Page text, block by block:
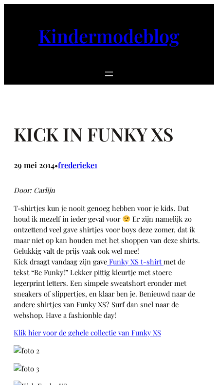
Kindermodeblog
KICK IN FUNKY XS
29 mei 2014•frederieke1
Door: Carlijn
T-shirtjes kun je nooit genoeg hebben voor je kids. Dat
houd ik mezelf in ieder geval voor
Er zijn namelijk zo
ontzettend veel gave shirtjes voor boys deze zomer, dat ik
maar niet op kan houden met het shoppen van deze shirts.
Gelukkig valt de prijs vaak ook wel mee!
Kick draagt vandaag zijn gave Funky XS t-shirt met de
tekst “Be Funky!” Lekker pittig kleurtje met stoere
legerprint letters. Een simpele sweatshort eronder met
sneakers of slippertjes, en klaar ben je. Benieuwd naar de
andere shirtjes van Funky XS? Surf dan snel naar de
webshop. Have a fashionble day!
Klik hier voor de gehele collectie van Funky XS